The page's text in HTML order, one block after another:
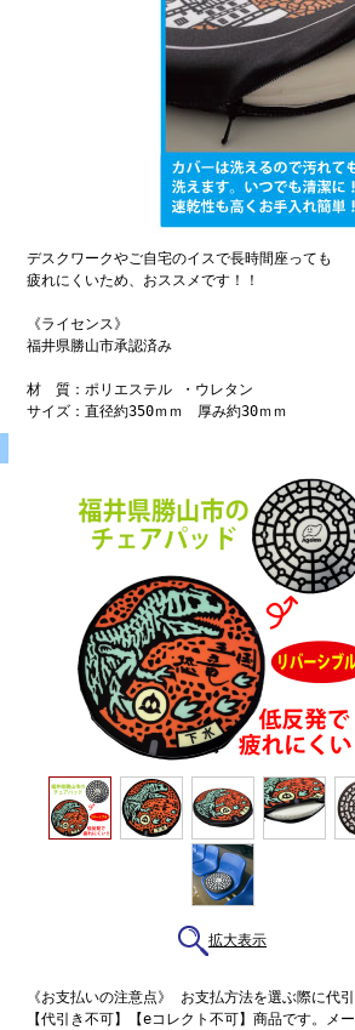
デスクワークやご自宅のイスで長時間座っても
疲れにくいため、おススメです！！
《ライセンス》
福井県勝山市承認済み
材 質：ポリエステル ・ウレタン
サイズ：直径約350ｍｍ 厚み約30ｍｍ
拡大表示
《お支払いの注意点》 お支払方法を選ぶ際に代
【代引き不可】【eコレクト不可】商品です。メ